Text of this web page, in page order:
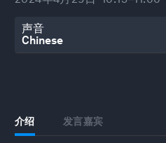
声音
介绍 发言嘉宾